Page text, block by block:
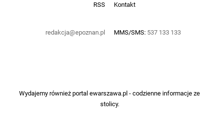
RSS
Kontakt
redakcja@epoznan.pl MMS/SMS: 537 133 133
Wydajemy również portalewarszawa.pl- codzienne informacje ze
stolicy.